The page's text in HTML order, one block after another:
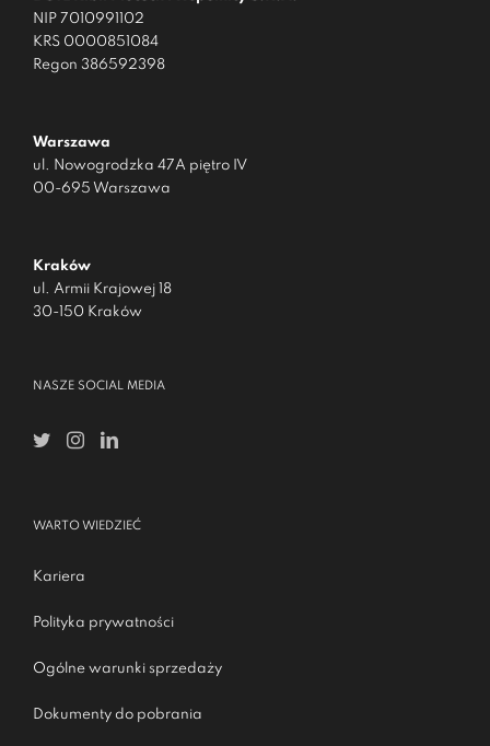
NIP 7010991102
KRS 0000851084
Regon 386592398
Warszawa
ul. Nowogrodzka 47A piętro IV
00-695 Warszawa
Kraków
ul. Armii Krajowej 18
30-150 Kraków
NASZE SOCIAL MEDIA
WARTO WIEDZIEĆ
Kariera
Polityka prywatności
Ogólne warunki sprzedaży
Dokumenty do pobrania